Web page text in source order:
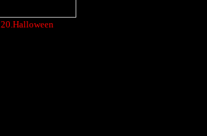
20.Halloween